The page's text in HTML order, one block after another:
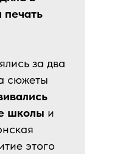
печать
за два
сюжеты
школы и
этого